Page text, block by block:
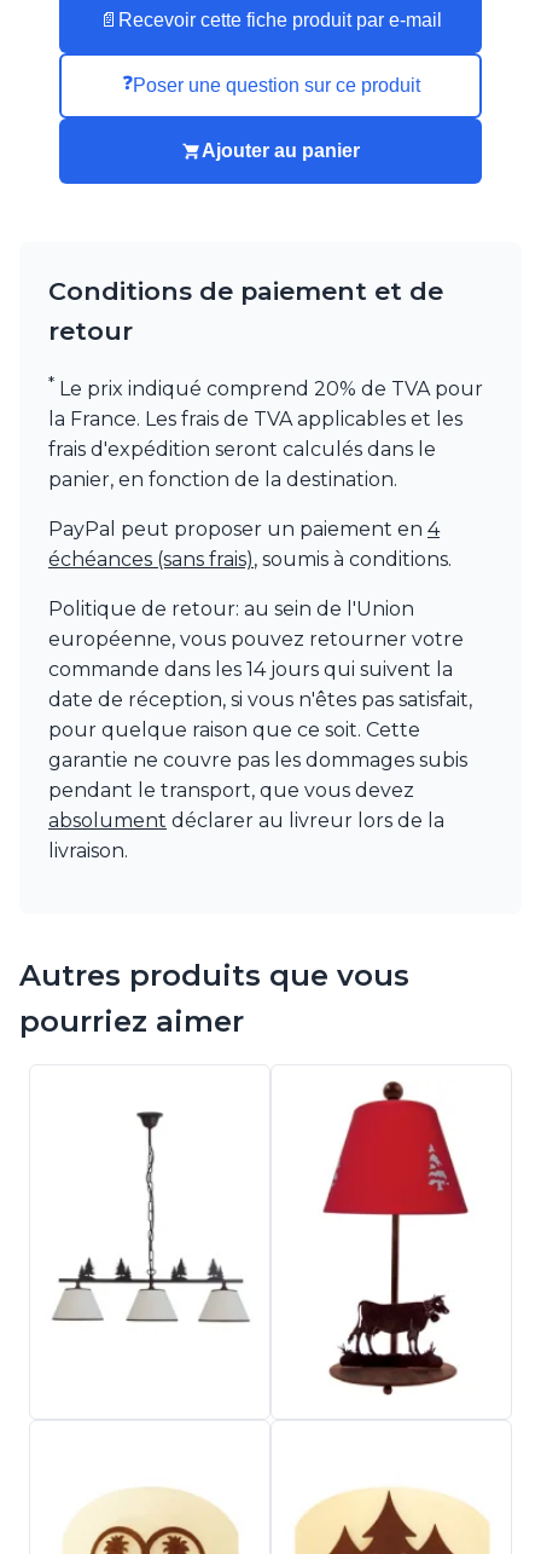
Munari par Stylnove Ceramiche
Nautic by Tekna
Original BTC
RADAR
Secto Design
Tonone
Trilum
TUNTO
Vincent Sheppard
Visual Comfort&Co.
Watsberg
📄 Recevoir cette fiche produit par e-mail
❓Poser une question sur ce produit
Ajouter au panier
Conditions de paiement et de
retour
* Le prix indiqué comprend 20% de TVA pour
la France. Les frais de TVA applicables et les
frais d'expédition seront calculés dans le
panier, en fonction de la destination.
PayPal peut proposer un paiement en 4
échéances (sans frais), soumis à conditions.
Politique de retour: au sein de l'Union
européenne, vous pouvez retourner votre
commande dans les 14 jours qui suivent la
date de réception, si vous n'êtes pas satisfait,
pour quelque raison que ce soit. Cette
garantie ne couvre pas les dommages subis
pendant le transport, que vous devez
absolument déclarer au livreur lors de la
livraison.
Autres produits que vous
pourriez aimer